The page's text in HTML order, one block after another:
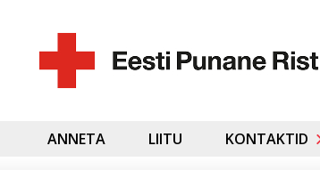
ANNETA LIITU KONTAKTID